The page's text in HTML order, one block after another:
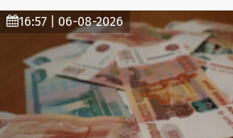
16:57 | 06-08-2026